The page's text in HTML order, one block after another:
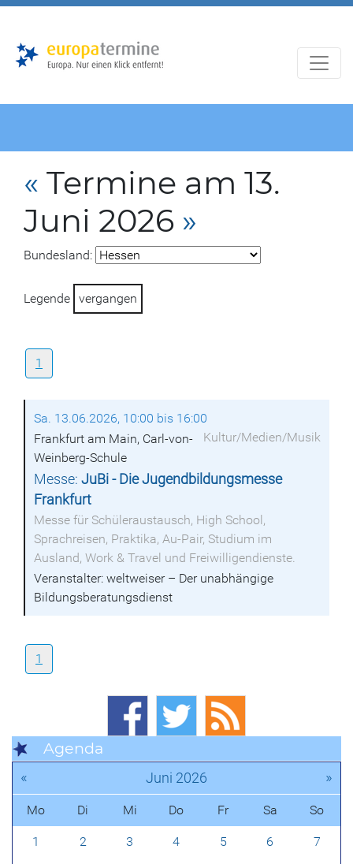
« Termine am 13.
Juni 2026 »
Bundesland:
Legende vergangen
1
Sa. 13.06.2026, 10:00 bis 16:00
Kultur/Medien/Musik
Frankfurt am Main, Carl-von-
Weinberg-Schule
Messe:JuBi - Die Jugendbildungsmesse
Frankfurt
Messe für Schüleraustausch, High School,
Sprachreisen, Praktika, Au-Pair, Studium im
Ausland, Work & Travel und Freiwilligendienste.
Veranstalter: weltweiser – Der unabhängige
Bildungsberatungsdienst
1
Agenda
« Juni 2026 »
Mo Di Mi Do Fr Sa So
1 2 3 4 5 6 7